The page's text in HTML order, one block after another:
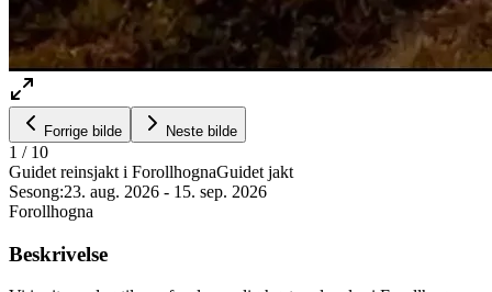
Forrige bilde Neste bilde
1 / 10
Guidet reinsjakt i ForollhognaGuidet jakt
Sesong:23. aug. 2026 - 15. sep. 2026
Forollhogna
Beskrivelse